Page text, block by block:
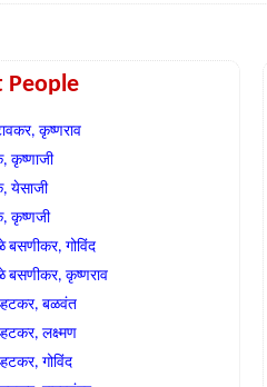
People
कृष्णराव
कृष्णाजी
येसाजी
कृष्णजी
बसणीकर, गोविंद
बसणीकर, कृष्णराव
बळवंत
लक्ष्मण
गोविंद